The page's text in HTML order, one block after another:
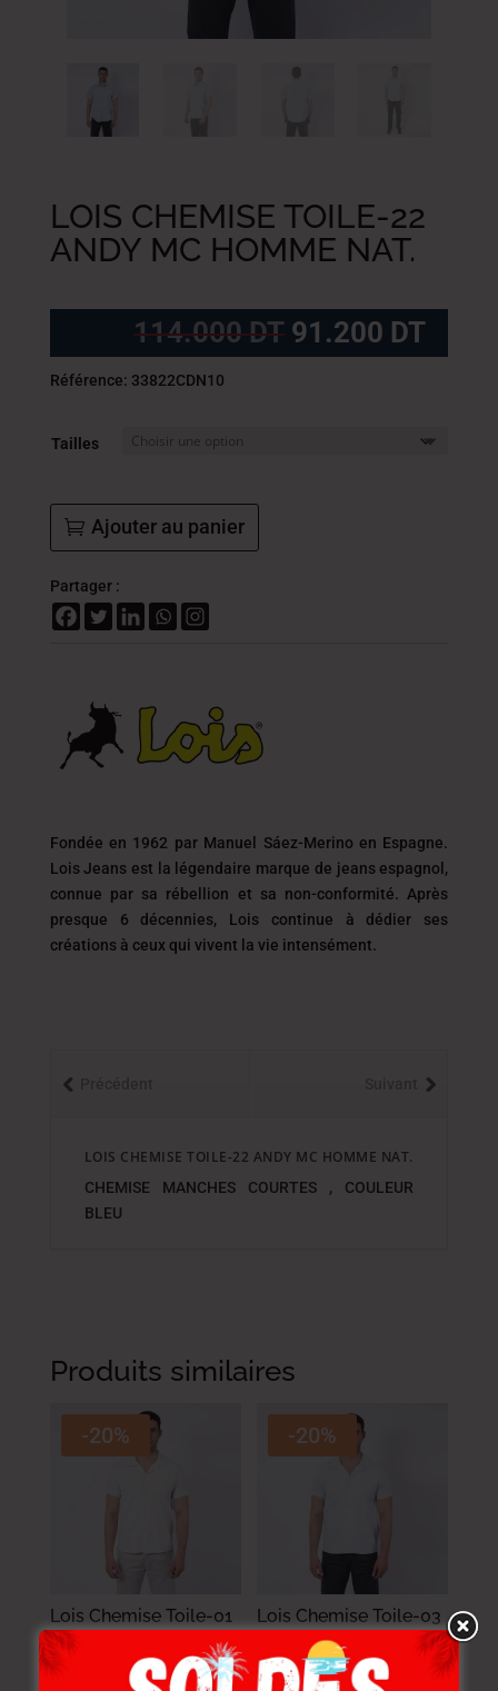
LOIS CHEMISE TOILE-22
ANDY MC HOMME NAT.
114.000DT Le
prix
91.200 DTLe
prix
Référence: 33822CDN10
Tailles
Ajouter au panier
Partager :
Fondée en 1962 par Manuel Sáez-Merino en Espagne.
Lois Jeans est la légendaire marque de jeans espagnol,
connue par sa rébellion et sa non-conformité. Après
presque 6 décennies, Lois continue à dédier ses
créations à ceux qui vivent la vie intensément.
LOIS CHEMISE TOILE-22 ANDY MC HOMME NAT.
CHEMISE MANCHES COURTES , COULEUR
BLEU
Produits similaires
-20%
Lois Chemise Toile-01
Arvin Mc Homme Nat.
DT
-20%
Lois Chemise Toile-03
Arvin Mc Homme Nat.
114.000DT